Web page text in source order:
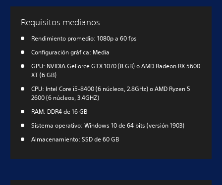
Requisitos medianos
Rendimiento promedio: 1080p a 60 fps
Configuración gráfica: Media
GPU: NVIDIA GeForce GTX 1070 (8 GB) o AMD Radeon RX 5600
XT (6 GB)
CPU: Intel Core i5-8400 (6 núcleos, 2.8GHz) o AMD Ryzen 5
2600 (6 núcleos, 3.4GHZ)
RAM: DDR4 de 16 GB
Sistema operativo: Windows 10 de 64 bits (versión 1903)
Almacenamiento: SSD de 60 GB